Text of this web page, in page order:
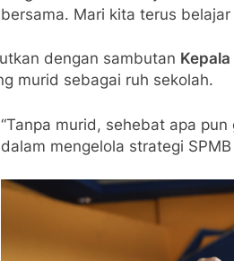
bersama. Mari kita terus
dengan sambutan Kepala
murid sebagai ruh sekolah.
“Tanpa murid, sehebat apa
dalam mengelola strategi